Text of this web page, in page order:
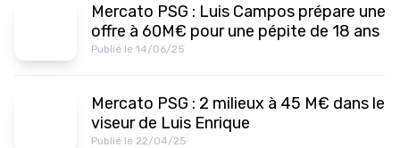
Mercato PSG : Luis Campos prépare une
offre à 60M€ pour une pépite de 18 ans
Publié le 14/06/25
Mercato PSG : 2 milieux à 45 M€ dans le
viseur de Luis Enrique
Publié le 22/04/25